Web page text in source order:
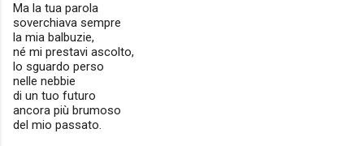
Ma la tua parola
soverchiava sempre
la mia balbuzie,
né mi prestavi ascolto,
lo sguardo perso
nelle nebbie
di un tuo futuro
ancora più brumoso
del mio passato.